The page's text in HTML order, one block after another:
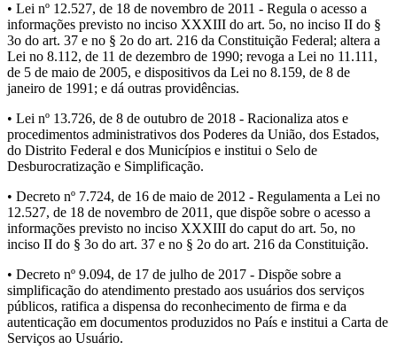
• Lei nº 12.527, de 18 de novembro de 2011 - Regula o acesso a
informações previsto no inciso XXXIII do art. 5o, no inciso II do §
3o do art. 37 e no § 2o do art. 216 da Constituição Federal; altera a
Lei no 8.112, de 11 de dezembro de 1990; revoga a Lei no 11.111,
de 5 de maio de 2005, e dispositivos da Lei no 8.159, de 8 de
janeiro de 1991; e dá outras providências.
• Lei nº 13.726, de 8 de outubro de 2018 - Racionaliza atos e
procedimentos administrativos dos Poderes da União, dos Estados,
do Distrito Federal e dos Municípios e institui o Selo de
Desburocratização e Simplificação.
• Decreto nº 7.724, de 16 de maio de 2012 - Regulamenta a Lei no
12.527, de 18 de novembro de 2011, que dispõe sobre o acesso a
informações previsto no inciso XXXIII do caput do art. 5o, no
inciso II do § 3o do art. 37 e no § 2o do art. 216 da Constituição.
• Decreto nº 9.094, de 17 de julho de 2017 - Dispõe sobre a
simplificação do atendimento prestado aos usuários dos serviços
públicos, ratifica a dispensa do reconhecimento de firma e da
autenticação em documentos produzidos no País e institui a Carta de
Serviços ao Usuário.